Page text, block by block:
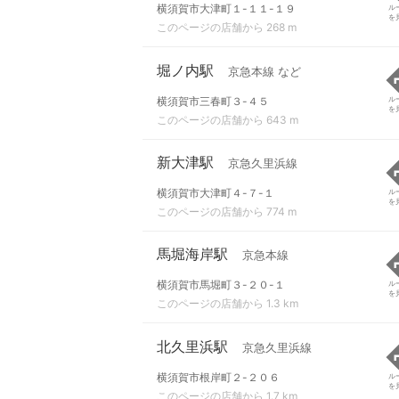
横須賀市大津町１-１１-１９
このページの店舗から 268 m
ル
を
堀ノ内駅 京急本線 など
横須賀市三春町３-４５
このページの店舗から 643 m
ル
を
新大津駅 京急久里浜線
横須賀市大津町４-７-１
このページの店舗から 774 m
ル
を
馬堀海岸駅 京急本線
横須賀市馬堀町３-２０-１
このページの店舗から 1.3 km
ル
を
北久里浜駅 京急久里浜線
横須賀市根岸町２-２０６
このページの店舗から 1.7 km
ル
を